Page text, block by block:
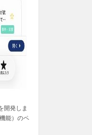
開発しま
能）のペ